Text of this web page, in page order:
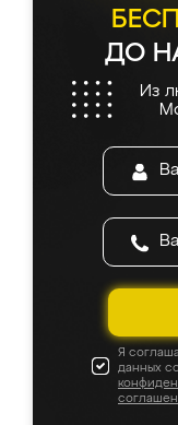
ДО
Из
Я
данных